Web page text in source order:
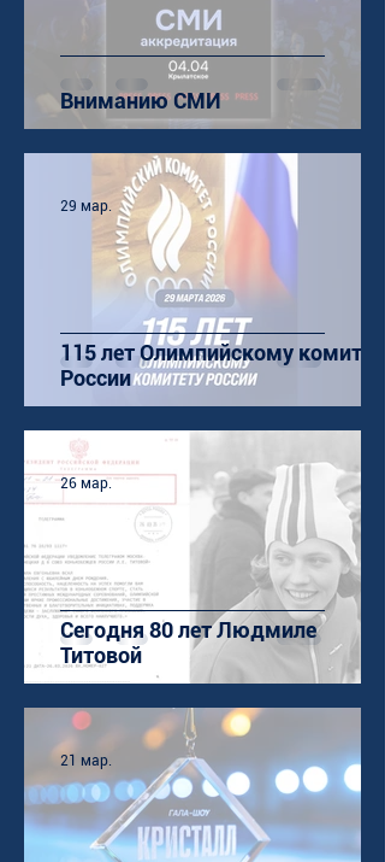
Вниманию СМИ
115 лет Олимпийскому комитету
России
29 мар.
Сегодня 80 лет Людмиле
Титовой
26 мар.
21 мар.